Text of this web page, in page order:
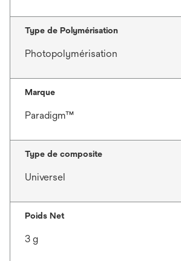
Type de Polymérisation
Photopolymérisation
Marque
Paradigm™
Type de composite
Universel
Poids Net
3 g